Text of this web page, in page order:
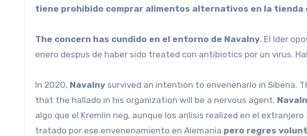
tiene prohibido comprar alimentos alternativos en la tienda
The concern has cundido en el entorno de Navalny. El lder
enero despus de haber sido treated con antibiotics por un virus.
In 2020, Navalny survived an intention to envenenarlo in Siberia.
that the hallado in his organization will be a nervous agent.
algo que el Kremlin neg, aunque los anlisis realized en el
tratado por ese envenenamiento en Alemania pero regres